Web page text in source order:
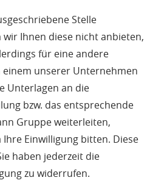
Stelle
Ihnen diese nicht anbieten,
für eine andere
einem unserer Unternehmen
Unterlagen an die
bzw. das entsprechende
Gruppe weiterleiten,
Einwilligung bitten. Diese
haben jederzeit die
zu widerrufen.